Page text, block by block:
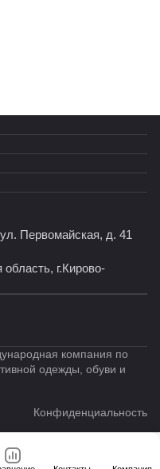
легко надевается и
станет
юной танцовщице
Первомайская, д. 41
область, г.Кирово-
компания по
одежды, обуви и
Конфиденциальность